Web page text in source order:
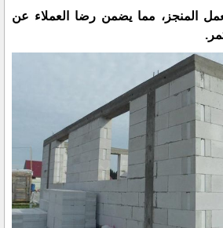
المنجز، مما يضمن رضا العملاء عن